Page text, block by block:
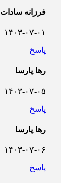
فرزانه سادات
۱۴۰۳-۰۷-۰۱
پاسخ
رها پارسا
۱۴۰۳-۰۷-۰۵
پاسخ
رها پارسا
۱۴۰۳-۰۷-۰۶
پاسخ